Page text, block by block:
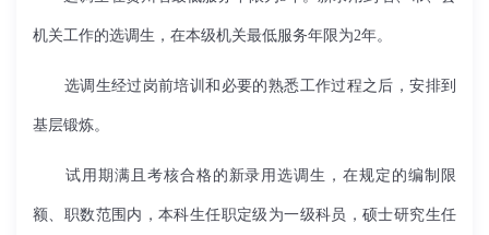
机关工作的选调生，在本级机关最低服务年限为2年。
选调生经过岗前培训和必要的熟悉工作过程之后，安排到
基层锻炼。
试用期满且考核合格的新录用选调生，在规定的编制限
额、职数范围内，本科生任职定级为一级科员，硕士研究生任